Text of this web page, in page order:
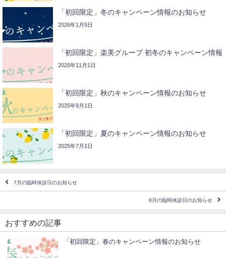
「初回限定」冬のキャンペーン情報のお知らせ
2026年1月5日
「初回限定」楽美グループ 初冬のキャンペーン情報
2025年11月1日
「初回限定」秋のキャンペーン情報のお知らせ
2025年9月1日
「初回限定」夏のキャンペーン情報のお知らせ
2025年7月1日
7月の臨時休診日のお知らせ
8月の臨時休診日のお知らせ
おすすめの記事
「初回限定」春のキャンペーン情報のお知らせ